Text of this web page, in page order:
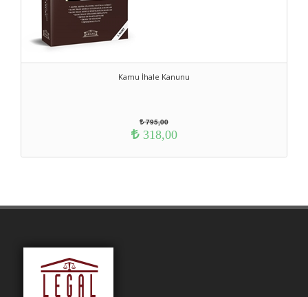
Kamu İhale Kanunu
795,00
318,00